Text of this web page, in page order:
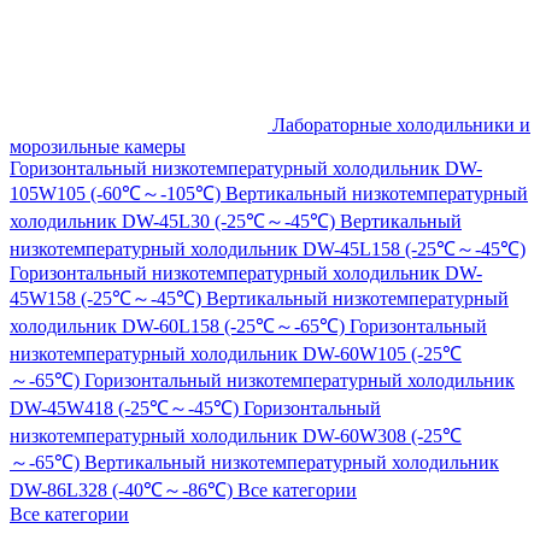
Лабораторные холодильники и
морозильные камеры
Горизонтальный низкотемпературный холодильник DW-
105W105 (-60℃～-105℃) Вертикальный низкотемпературный
холодильник DW-45L30 (-25℃～-45℃) Вертикальный
низкотемпературный холодильник DW-45L158 (-25℃～-45℃)
Горизонтальный низкотемпературный холодильник DW-
45W158 (-25℃～-45℃) Вертикальный низкотемпературный
холодильник DW-60L158 (-25℃～-65℃) Горизонтальный
низкотемпературный холодильник DW-60W105 (-25℃
～-65℃) Горизонтальный низкотемпературный холодильник
DW-45W418 (-25℃～-45℃) Горизонтальный
низкотемпературный холодильник DW-60W308 (-25℃
～-65℃) Вертикальный низкотемпературный холодильник
DW-86L328 (-40℃～-86℃) Все категории
Все категории